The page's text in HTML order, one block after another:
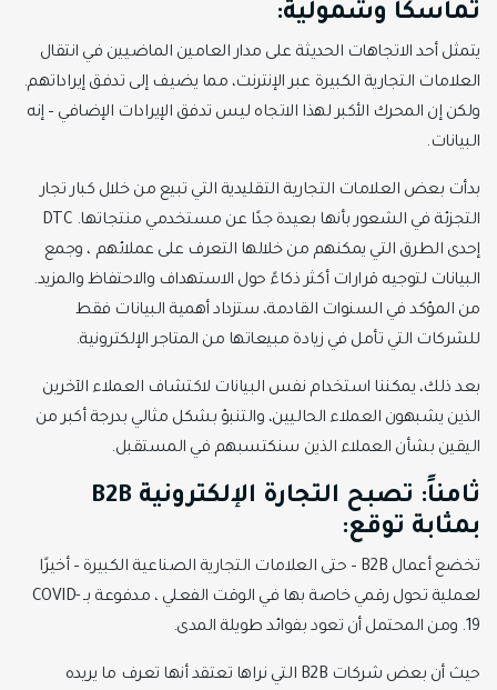
تماسكًا وشمولية:
يتمثل أحد الاتجاهات الحديثة على مدار العامين الماضيين في انتقال
العلامات التجارية الكبيرة عبر الإنترنت، مما يضيف إلى تدفق إيراداتهم.
ولكن إن المحرك الأكبر لهذا الاتجاه ليس تدفق الإيرادات الإضافي – إنه
البيانات.
بدأت بعض العلامات التجارية التقليدية التي تبيع من خلال كبار تجار
التجزئة في الشعور بأنها بعيدة جدًا عن مستخدمي منتجاتها. DTC
إحدى الطرق التي يمكنهم من خلالها التعرف على عملائهم ، وجمع
البيانات لتوجيه قرارات أكثر ذكاءً حول الاستهداف والاحتفاظ والمزيد.
من المؤكد في السنوات القادمة، ستزداد أهمية البيانات فقط
للشركات التي تأمل في زيادة مبيعاتها من المتاجر الإلكترونية.
بعد ذلك، يمكننا استخدام نفس البيانات لاكتشاف العملاء الآخرين
الذين يشبهون العملاء الحاليين، والتنبؤ بشكل مثالي بدرجة أكبر من
اليقين بشأن العملاء الذين سنكتسبهم في المستقبل.
ثامناً: تصبح التجارة الإلكترونية B2B
بمثابة توقع:
تخضع أعمال B2B – حتى العلامات التجارية الصناعية الكبيرة – أخيرًا
لعملية تحول رقمي خاصة بها في الوقت الفعلي ، مدفوعة بـ COVID-
19. ومن المحتمل أن تعود بفوائد طويلة المدى.
حيث أن بعض شركات B2B التي نراها تعتقد أنها تعرف ما يريده